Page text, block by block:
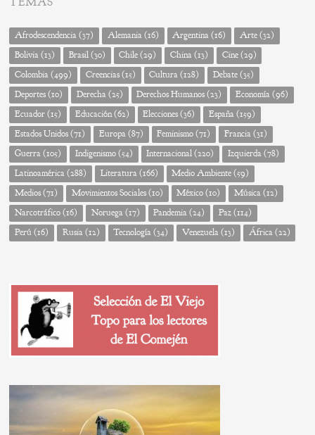
Afrodescendencia(37) Alemania(16) Argentina(16) Arte(32)
Bolivia(13) Brasil(30) Chile(29) China(13) Cine(29)
Colombia(499) Creencias(15) Cultura(128) Debate(35)
Deportes(10) Derecha(25) Derechos Humanos(23) Economía(96)
Ecuador(15) Educación(62) Elecciones(36) España(159)
Estados Unidos(71) Europa(87) Feminismo(71) Francia(31)
Guerra(105) Indigenismo(54) Internacional(220) Izquierda(78)
Latinoamérica(288) Literatura(166) Medio Ambiente(59)
Medios(71) Movimientos Sociales(10) México(10) Música(12)
Narcotráfico(16) Noruega(17) Pandemia(24) Paz(114)
Perú (16) Rusia(12) Tecnología(34) Venezuela(13) África(22)